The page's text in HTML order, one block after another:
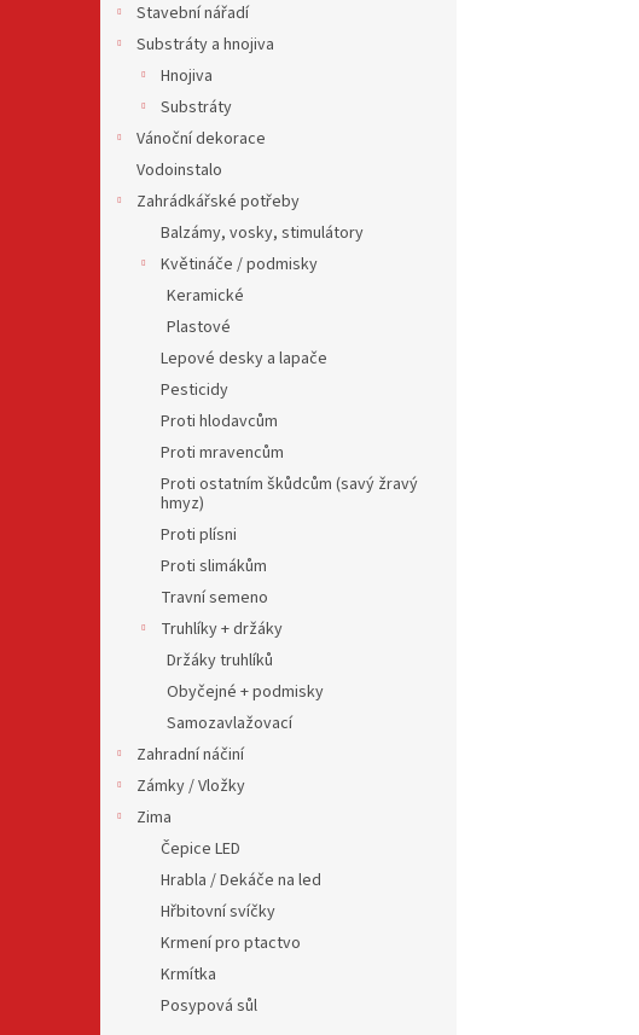
Stavební nářadí
Substráty a hnojiva
Hnojiva
Substráty
Vánoční dekorace
Vodoinstalo
Zahrádkářské potřeby
Balzámy, vosky, stimulátory
Květináče / podmisky
Keramické
Plastové
Lepové desky a lapače
Pesticidy
Proti hlodavcům
Proti mravencům
Proti ostatním škůdcům (savý žravý
hmyz)
Proti plísni
Proti slimákům
Travní semeno
Truhlíky + držáky
Držáky truhlíků
Obyčejné + podmisky
Samozavlažovací
Zahradní náčiní
Zámky / Vložky
Zima
Čepice LED
Hrabla / Dekáče na led
Hřbitovní svíčky
Krmení pro ptactvo
Krmítka
Posypová sůl